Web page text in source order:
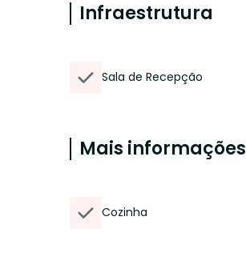
Infraestrutura
Sala de Recepção
Mais informações
Cozinha